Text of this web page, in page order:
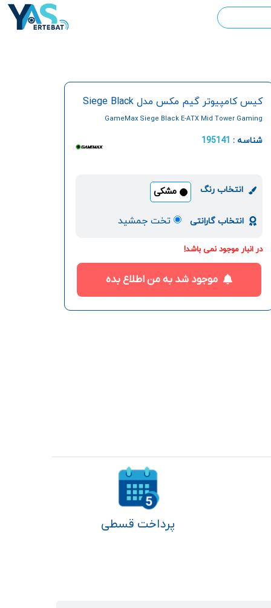
کیس کامپیوتر گیم مکس مدل Siege Black
GameMax Siege Black E-ATX Mid Tower Gaming
شناسه : 195141
انتخاب رنگ مشکی
انتخاب گارانتی تخت جمشید
در انبار موجود نمی باشد!
موجود شد به من اطلاع بده
پرداخت قسطی